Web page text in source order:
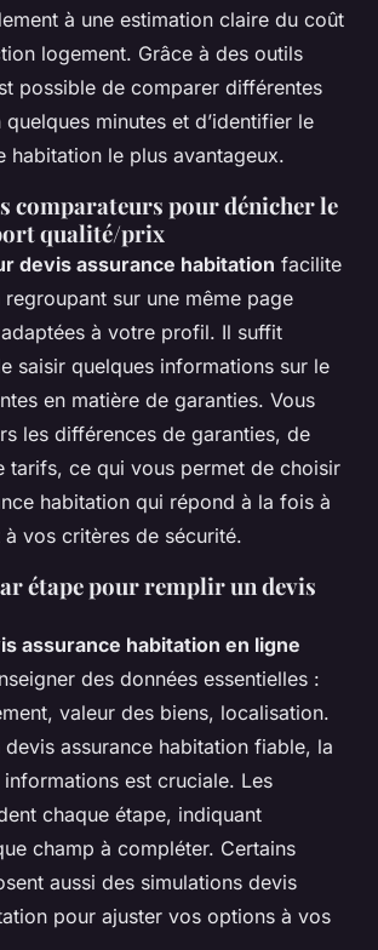
à une estimation claire du coût
logement. Grâce à des outils
possible de comparer différentes
minutes et d’identifier le
habitation le plus avantageux.
comparateurs pour dénicher le
qualité/prix
devis assurance habitation facilite
sur une même page
à votre profil. Il suffit
saisir quelques informations sur le
en matière de garanties. Vous
les différences de garanties, de
tarifs, ce qui vous permet de choisir
habitation qui répond à la fois à
vos critères de sécurité.
étape pour remplir un devis
assurance habitation en ligne
des données essentielles :
valeur des biens, localisation.
assurance habitation fiable, la
informations est cruciale. Les
chaque étape, indiquant
champ à compléter. Certains
aussi des simulations devis
pour ajuster vos options à vos